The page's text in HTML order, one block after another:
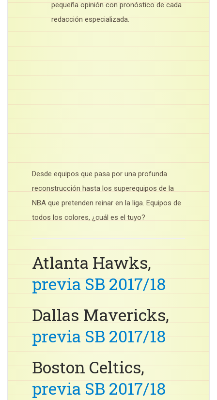
pequeña opinión con pronóstico de cada
redacción especializada.
Desde equipos que pasa por una profunda
reconstrucción hasta los superequipos de la
NBA que pretenden reinar en la liga. Equipos de
todos los colores, ¿cuál es el tuyo?
Atlanta Hawks,
previa SB 2017/18
Dallas Mavericks,
previa SB 2017/18
Boston Celtics,
previa SB 2017/18